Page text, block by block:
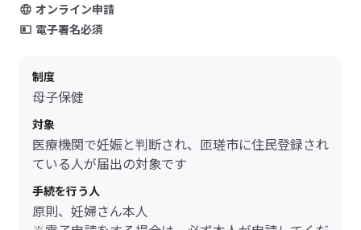
オンライン申請
電子署名必須
制度
母子保健
対象
医療機関で妊娠と判断され、匝瑳市に住民登録され
ている人が届出の対象です
手続を行う人
原則、妊婦さん本人